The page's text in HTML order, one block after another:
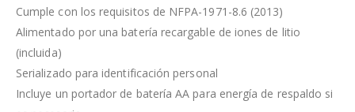
Cumple con los requisitos de NFPA-1971-8.6 (2013)
Alimentado por una batería recargable de iones de litio
(incluida)
Serializado para identificación personal
Incluye un portador de batería AA para energía de respaldo si